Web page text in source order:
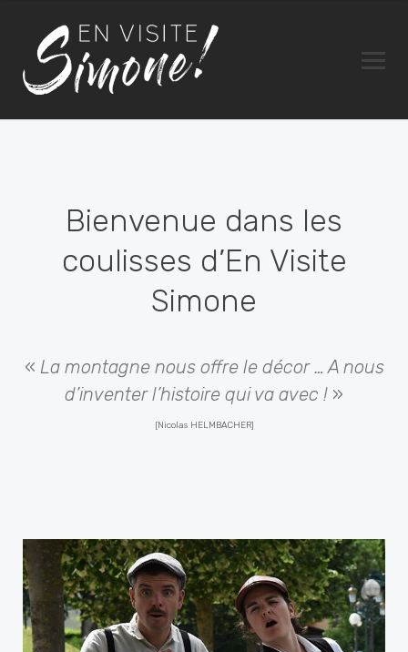
Bienvenue dans les
coulisses d’En Visite
Simone
« La montagne nous offre le décor … A nous
d’inventer l’histoire qui va avec ! »
[Nicolas HELMBACHER]